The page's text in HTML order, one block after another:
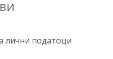
лични податоци